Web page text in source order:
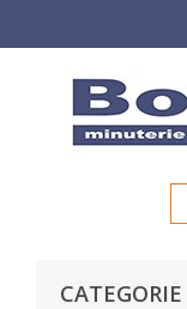
CATEGORIE